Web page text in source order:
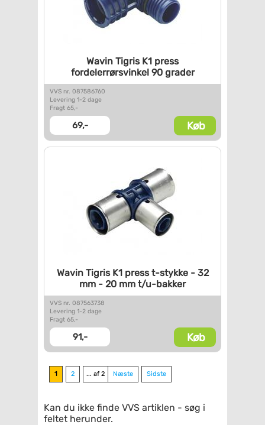
Wavin Tigris K1 press
fordelerrørsvinkel 90 grader
VVS nr. 087586760
Levering 1-2 dage
Fragt 65,-
69,- Køb
Wavin Tigris K1 press t-stykke- 32
mm - 20 mm t/u-bakker
VVS nr. 087563738
Levering 1-2 dage
Fragt 65,-
91,- Køb
1 2 ... af 2 Næste Sidste
Kan du ikke finde VVS artiklen - søg i
feltet herunder.